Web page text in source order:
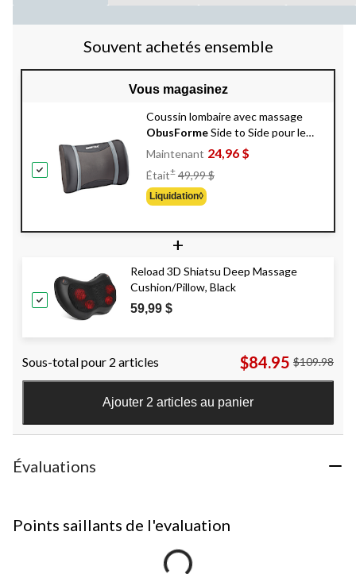
Souvent achetés ensemble
Vous magasinez
Coussin lombaire avec massage
ObusFormeSide to Side pour le
bas du dos
Maintenant 24,96 $
Était± 49,99 $
Liquidation◊
+
Reload 3D Shiatsu Deep Massage
Cushion/Pillow, Black
59,99 $
Sous-total pour 2 articles $84.95 $109.98
Ajouter 2 articles au panier
Évaluations
Points saillants de l'evaluation